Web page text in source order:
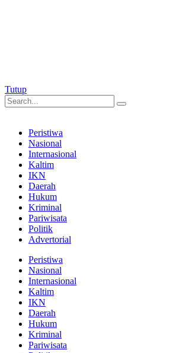
Tutup
Peristiwa
Nasional
Internasional
Kaltim
IKN
Daerah
Hukum
Kriminal
Pariwisata
Politik
Advertorial
Peristiwa
Nasional
Internasional
Kaltim
IKN
Daerah
Hukum
Kriminal
Pariwisata